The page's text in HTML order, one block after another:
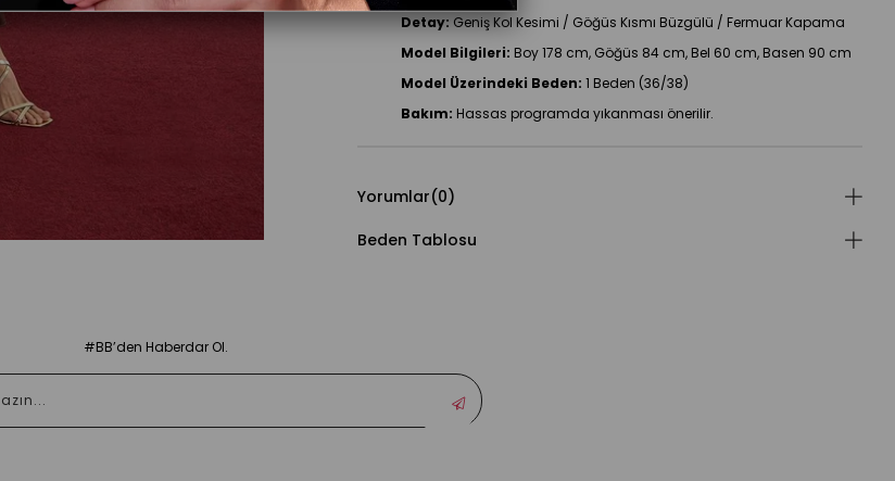
Detay: Geniş Kol Kesimi / Göğüs Kısmı Büzgülü / Fermuar Kapama
Model Bilgileri: Boy 178 cm, Göğüs 84 cm, Bel 60 cm, Basen 90 cm
Model Üzerindeki Beden: 1 Beden (36/38)
Bakım: Hassas programda yıkanması önerilir.
Yorumlar(0)
Beden Tablosu
#BB’den Haberdar Ol.